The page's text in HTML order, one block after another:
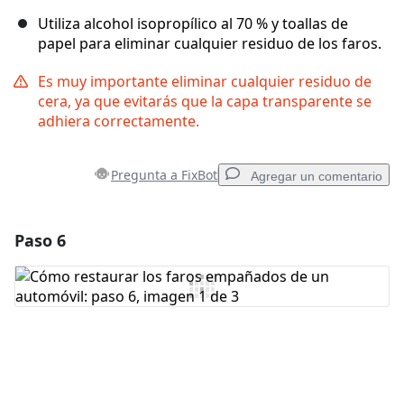
Utiliza alcohol isopropílico al 70 % y toallas de
papel para eliminar cualquier residuo de los faros.
Es muy importante eliminar cualquier residuo de
cera, ya que evitarás que la capa transparente se
adhiera correctamente.
Pregunta a FixBot Agregar un comentario
Agregar Comentario
Paso 6